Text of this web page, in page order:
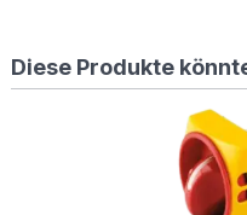
!-f
RewriteCond
{REQUEST_FILENAME}
Diese Produkte